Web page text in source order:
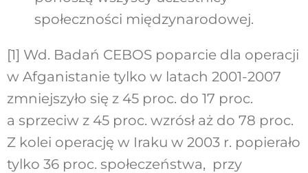
społeczności międzynarodowej.
[1] Wd. Badań CEBOS poparcie dla operacji
w Afganistanie tylko w latach 2001-2007
zmniejszyło się z 45 proc. do 17 proc.
a sprzeciw z 45 proc. wzrósł aż do 78 proc.
Z kolei operację w Iraku w 2003 r. popierało
tylko 36 proc. społeczeństwa, przy